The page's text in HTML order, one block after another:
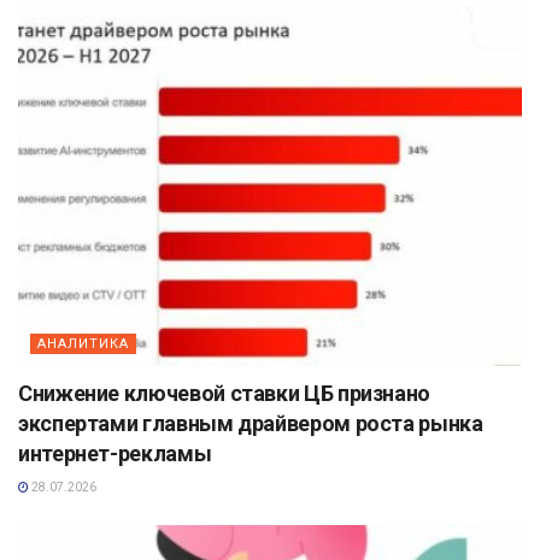
АНАЛИТИКА
Снижение ключевой ставки ЦБ признано
экспертами главным драйвером роста рынка
интернет-рекламы
28.07.2026